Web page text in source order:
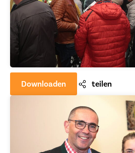
Downloaden teilen